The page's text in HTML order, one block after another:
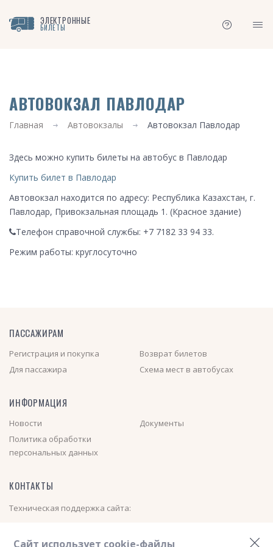
ЭЛЕКТРОННЫЕ
БИЛЕТЫ
АВТОВОКЗАЛ ПАВЛОДАР
Главная Автовокзалы Автовокзал Павлодар
Здесь можно купить билеты на автобус в Павлодар
Купить билет в Павлодар
Автовокзал находится по адресу: Республика Казахстан, г.
Павлодар, Привокзальная площадь 1. (Красное здание)
Телефон справочной службы: +7 7182 33 94 33.
Режим работы: круглосуточно
ПАССАЖИРАМ
Регистрация и покупка
Возврат билетов
Для пассажира
Схема мест в автобусах
ИНФОРМАЦИЯ
Новости
Документы
Политика обработки
персональных данных
КОНТАКТЫ
Техническая поддержка сайта:
Сайт использует cookie-файлы